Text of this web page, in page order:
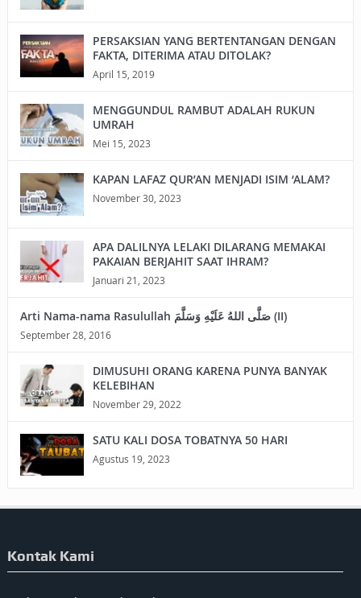
PERSAKSIAN YANG BERTENTANGAN DENGAN
FAKTA, DITERIMA ATAU DITOLAK?
April 15, 2019
MENGGUNDUL RAMBUT ADALAH RUKUN
UMRAH
Mei 15, 2023
KAPAN LAFAZ QUR’AN MENJADI ISIM ‘ALAM?
November 30, 2023
APA DALILNYA LELAKI DILARANG MEMAKAI
PAKAIAN BERJAHIT SAAT IHRAM?
Januari 21, 2023
Arti Nama-nama Rasulullah صَلَّى اللهُ عَلَيْهِ وَسَلَّمَ (II)
September 28, 2016
DIMUSUHI ORANG KARENA PUNYA BANYAK
KELEBIHAN
November 29, 2022
SATU KALI DOSA TOBATNYA 50 HARI
Agustus 19, 2023
Kontak Kami